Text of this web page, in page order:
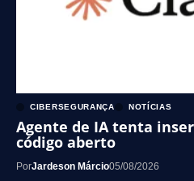
CIBERSEGURANÇA NOTÍCIAS
Agente de IA tenta
código aberto
PorJardeson Márcio05/08/2026